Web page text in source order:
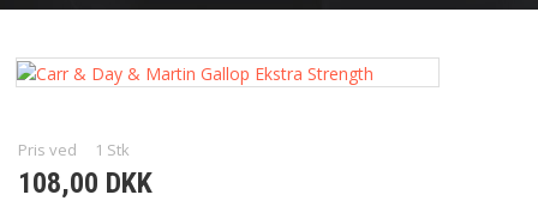
NYHEDER
PROFIL
Pris ved 1 Stk
108,00 DKK